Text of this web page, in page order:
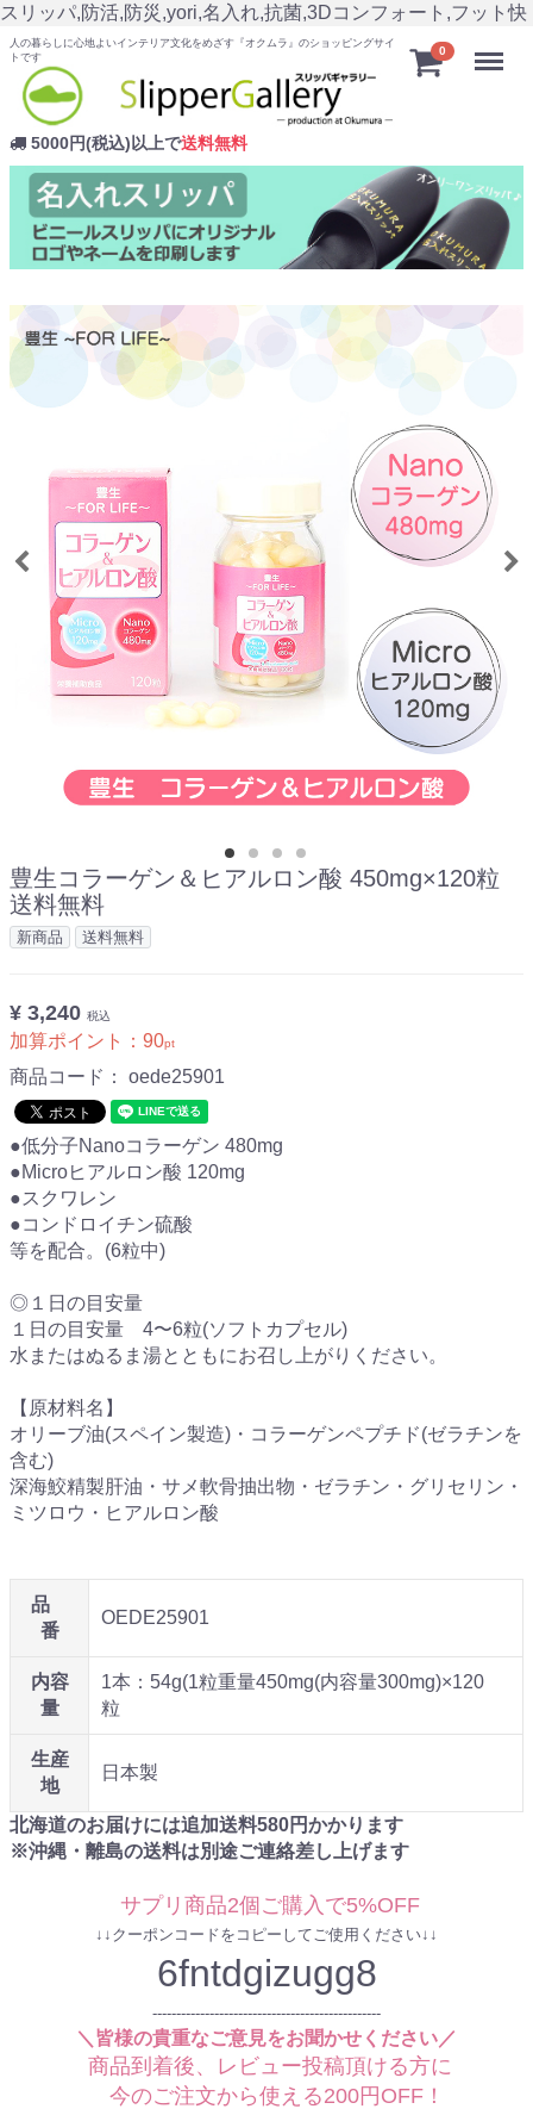
スリッパ,防活,防災,yori,名入れ,抗菌,3Dコンフォート,フット快
人の暮らしに心地よいインテリア文化をめざす『オクムラ』のショッピングサイ
トです
5000円(税込)以上で送料無料
0 Menu
豊生コラーゲン＆ヒアルロン酸 450mg×120粒
送料無料
新商品 送料無料
¥ 3,240 税込
加算ポイント： 90pt
商品コード： oede25901
●低分子Nanoコラーゲン 480mg
●Microヒアルロン酸 120mg
●スクワレン
●コンドロイチン硫酸
等を配合。(6粒中)
◎１日の目安量
１日の目安量 4〜6粒(ソフトカプセル)
水またはぬるま湯とともにお召し上がりください。
【原材料名】
オリーブ油(スペイン製造)・コラーゲンペプチド(ゼラチンを
含む)
深海鮫精製肝油・サメ軟骨抽出物・ゼラチン・グリセリン・
ミツロウ・ヒアルロン酸
品
番
OEDE25901
内容
量
1本：54g(1粒重量450mg(内容量300mg)×120
粒
生産
地
日本製
北海道のお届けには追加送料580円かかります
※沖縄・離島の送料は別途ご連絡差し上げます
サプリ商品2個ご購入で5%OFF
↓↓クーポンコードをコピーしてご使用ください↓↓
6fntdgizugg8
------------------------------------------------
＼皆様の貴重なご意見をお聞かせください／
商品到着後、レビュー投稿頂ける方に
今のご注文から使える200円OFF！